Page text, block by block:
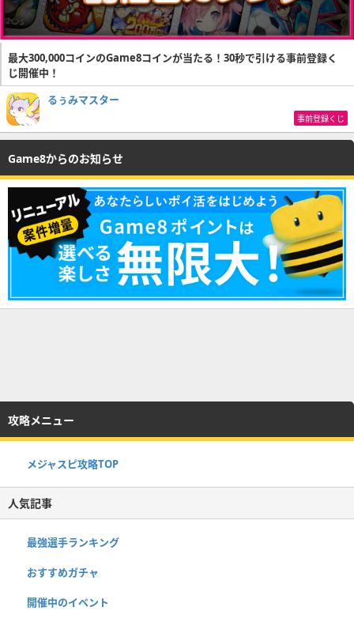
最大300,000コインのGame8コインが当たる！30秒で引ける事前登録く
じ開催中！
るぅみマスター
事前登録くじ
Game8からのお知らせ
攻略メニュー
メジャスピ攻略TOP
人気記事
最強選手ランキング
おすすめガチャ
開催中のイベント